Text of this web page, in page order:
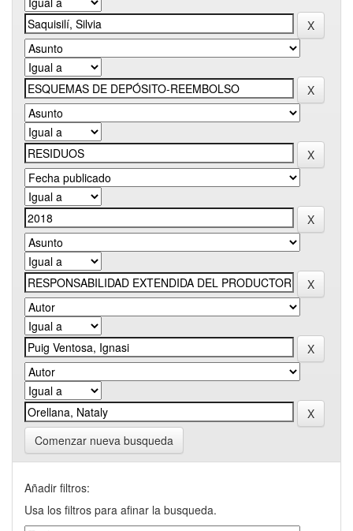
Comenzar nueva busqueda
Añadir filtros:
Usa los filtros para afinar la busqueda.